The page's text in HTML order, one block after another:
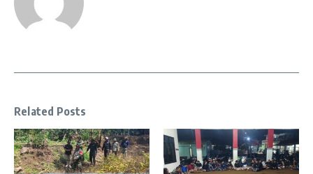
Related Posts